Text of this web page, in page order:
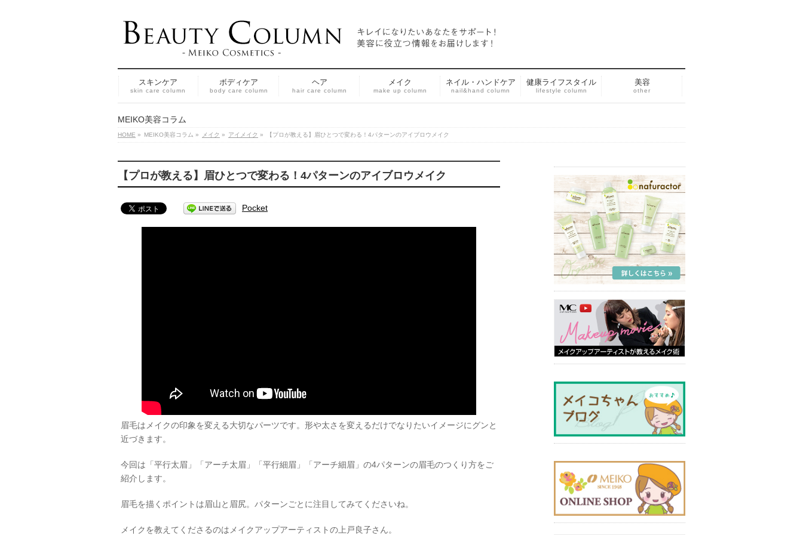
スキンケア
skin care column
ボディケア
body care column
ヘア
hair care column
メイク
make up column
ネイル・ハンドケア
nail&hand column
健康ライフスタイル
lifestyle column
美容
other
MEIKO美容コラム
HOME » MEIKO美容コラム » メイク » アイメイク » 【プロが教える】眉ひとつで変わる！4パターンのアイブロウメイク
【プロが教える】眉ひとつで変わる！4パターンのアイブロウメイク
Pocket
眉毛はメイクの印象を変える大切なパーツです。形や太さを変えるだけでなりたいイメージにグンと
近づきます。
今回は「平行太眉」「アーチ太眉」「平行細眉」「アーチ細眉」の4パターンの眉毛のつくり方をご
紹介します。
眉毛を描くポイントは眉山と眉尻。パターンごとに注目してみてくださいね。
メイクを教えてくださるのはメイクアップアーティストの上戸良子さん。